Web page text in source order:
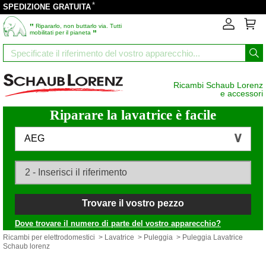
SPEDIZIONE GRATUITA*
‟ Ripararlo, non buttarlo via. Tutti
mobilitati per il pianeta ”
Ricambi Schaub Lorenz
e accessori
Riparare la lavatrice è facile
AEG
Trovare il vostro pezzo
Dove trovare il numero di parte del vostro apparecchio?
Ricambi per elettrodomestici > Lavatrice > Puleggia > Puleggia Lavatrice
Schaub lorenz